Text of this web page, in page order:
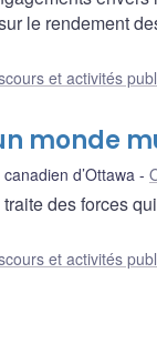
le rendement
et activités
monde
d’Ottawa
des forces
et activités